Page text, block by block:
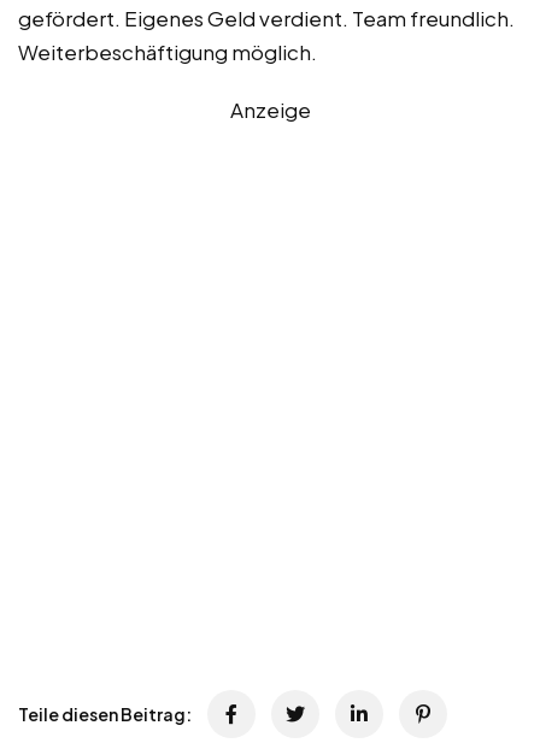
gefördert. Eigenes Geld verdient. Team freundlich.
Weiterbeschäftigung möglich.
Anzeige
Teile diesen Beitrag: